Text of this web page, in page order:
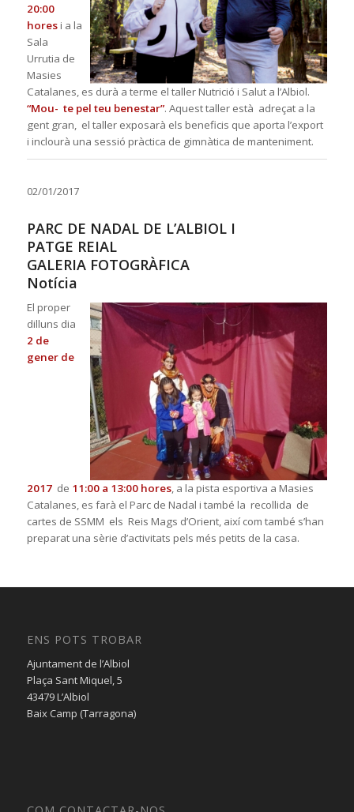
20:00
horesi a la
Sala
Urrutia de
Masies
Catalanes, es durà a terme el taller Nutrició i Salut a l’Albiol.
“Mou- te pel teu benestar”. Aquest taller està adreçat a la
gent gran, el taller exposarà els beneficis que aporta l’export
i inclourà una sessió pràctica de gimnàtica de manteniment.
02/01/2017
PARC DE NADAL DE L’ALBIOL I
PATGE REIAL
GALERIA FOTOGRÀFICA
Notícia
El proper
dilluns dia
2 de
gener de
2017de 11:00 a 13:00 hores, a la pista esportiva a Masies
Catalanes, es farà el Parc de Nadal i també la recollida de
cartes de SSMM els Reis Mags d’Orient, així com també s’han
preparat una sèrie d’activitats pels més petits de la casa.
ENS POTS TROBAR
Ajuntament de l’Albiol
Plaça Sant Miquel, 5
43479 L’Albiol
Baix Camp (Tarragona)